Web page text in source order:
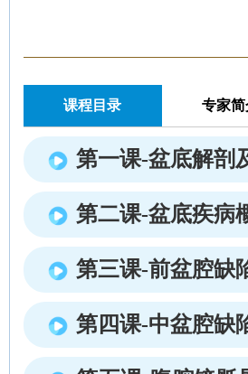
课程目录 专家简
第一课-盆底解剖
第二课-盆底疾病
第三课-前盆腔缺
第四课-中盆腔缺